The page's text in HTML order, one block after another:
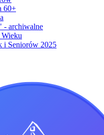
60+
- archiwalne
i Seniorów 2025